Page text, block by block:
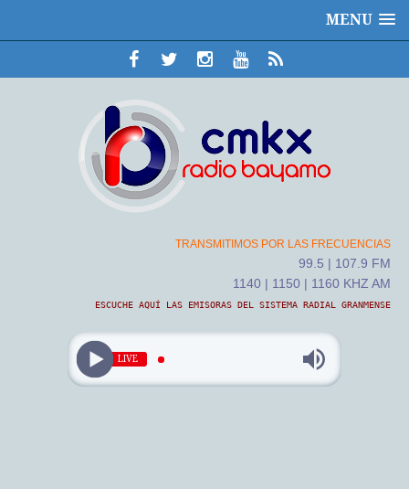
MENU
TRANSMITIMOS POR LAS FRECUENCIAS
99.5 | 107.9 FM
1140 | 1150 | 1160 KHZ AM
ESCUCHE AQUÍ LAS EMISORAS DEL SISTEMA RADIAL GRANMENSE
LIVE